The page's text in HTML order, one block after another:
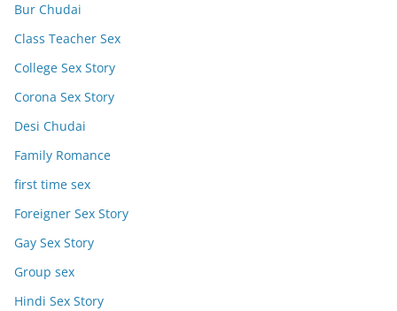
Bur Chudai
Class Teacher Sex
College Sex Story
Corona Sex Story
Desi Chudai
Family Romance
first time sex
Foreigner Sex Story
Gay Sex Story
Group sex
Hindi Sex Story